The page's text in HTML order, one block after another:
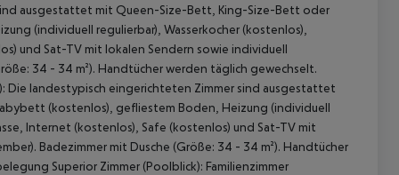
ausgestattet mit Queen-Size-Bett, King-Size-Bett oder
(individuell regulierbar), Wasserkocher (kostenlos),
und Sat-TV mit lokalen Sendern sowie individuell
34 - 34 m²). Handtücher werden täglich gewechselt.
Die landestypisch eingerichteten Zimmer sind ausgestattet
(kostenlos), gefliestem Boden, Heizung (individuell
Internet (kostenlos), Safe (kostenlos) und Sat-TV mit
Badezimmer mit Dusche (Größe: 34 - 34 m²). Handtücher
Superior Zimmer (Poolblick): Familienzimmer